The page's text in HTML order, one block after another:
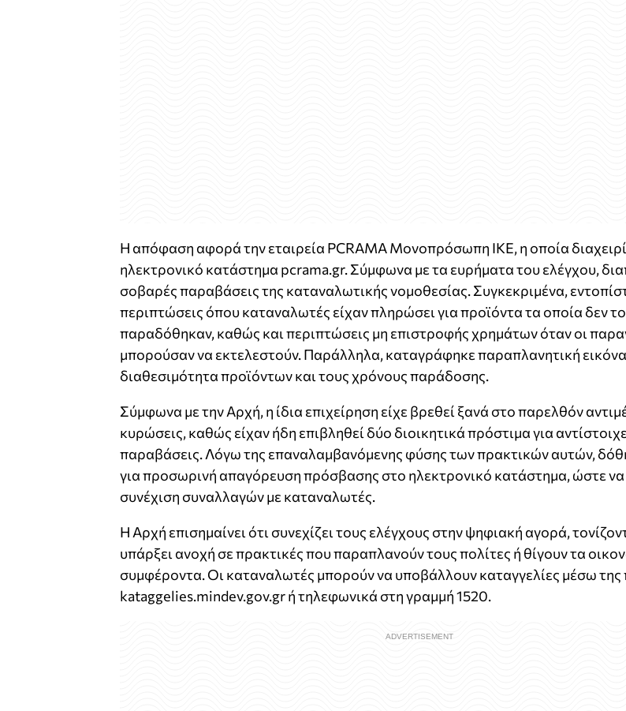
Η απόφαση αφορά την εταιρεία PCRAMA Μονοπρόσωπη ΙΚΕ, η οποία
ηλεκτρονικό κατάστημα pcrama.gr. Σύμφωνα με τα ευρήματα του ελέγχου,
σοβαρές παραβάσεις της καταναλωτικής νομοθεσίας. Συγκεκριμένα,
περιπτώσεις όπου καταναλωτές είχαν πληρώσει για προϊόντα τα οποία δεν
παραδόθηκαν, καθώς και περιπτώσεις μη επιστροφής χρημάτων όταν οι
μπορούσαν να εκτελεστούν. Παράλληλα, καταγράφηκε παραπλανητική εικόνα
διαθεσιμότητα προϊόντων και τους χρόνους παράδοσης.
Σύμφωνα με την Αρχή, η ίδια επιχείρηση είχε βρεθεί ξανά στο παρελθόν
κυρώσεις, καθώς είχαν ήδη επιβληθεί δύο διοικητικά πρόστιμα για
παραβάσεις. Λόγω της επαναλαμβανόμενης φύσης των πρακτικών αυτών,
για προσωρινή απαγόρευση πρόσβασης στο ηλεκτρονικό κατάστημα, ώστε
συνέχιση συναλλαγών με καταναλωτές.
Η Αρχή επισημαίνει ότι συνεχίζει τους ελέγχους στην ψηφιακή αγορά,
υπάρξει ανοχή σε πρακτικές που παραπλανούν τους πολίτες ή θίγουν τα
συμφέροντα. Οι καταναλωτές μπορούν να υποβάλλουν καταγγελίες μέσω
kataggelies.mindev.gov.gr ή τηλεφωνικά στη γραμμή 1520.